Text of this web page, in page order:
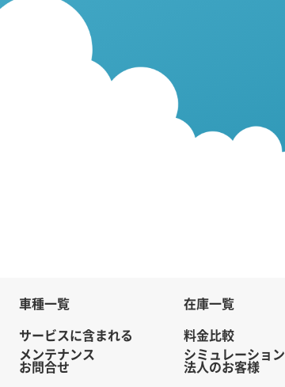
車種一覧 在庫一覧
サービスに含まれる
メンテナンス
料金比較
シミュレーション
お問合せ
法人のお客様